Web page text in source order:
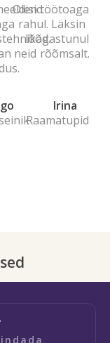
neid
Olen töötoaga
rahul. Läksin
lõõgastunult ja
rõõmsalt.
Irina
Raamatupidaja